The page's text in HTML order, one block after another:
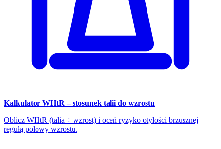
Kalkulator WHtR – stosunek talii do wzrostu
Oblicz WHtR (talia ÷ wzrost) i oceń ryzyko otyłości brzusznej
regułą połowy wzrostu.